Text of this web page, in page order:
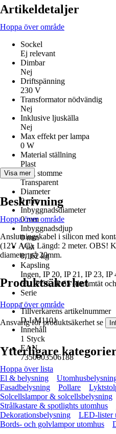
Artikeldetaljer
Hoppa över område
Sockel
Ej relevant
Dimbar
Nej
Driftspänning
230 V
Transformator nödvändig
Nej
Inklusive ljuskälla
Nej
Max effekt per lampa
0 W
Material ställning
Plast
Färg stomme
Transparent
Diameter
0 mm
Inbyggnadsdiameter
0 mm
Inbyggnadsdjup
0 mm
Vikt
0,162 kg
Kapsling
Ingen, IP 20, IP 21, IP 23,
55, IP 56, IP 65 (dammtät
Serie
-
Tillverkarens artikelnummer
D-LM1101
Innehåll
1 Styck
EAN
7350003506188
Visa mer
Beskrivning
Hoppa över område
Anslutningskabel i silicon med
(12V AC). Längd: 2 meter. OBS!
diameter på 20mm.
Produktsäkerhet
Hoppa över område
Ansvarig för produktsäkerhet se
Ytterligare
Hoppa över lista
El & belysning
Fasadbelysning
Pollare
Solcellslampor & solcellsbelysning
Strålkastare & spotlights utomhus
Dekorationsbelysning
LED-lister
Bords- och golvlampor utomhus